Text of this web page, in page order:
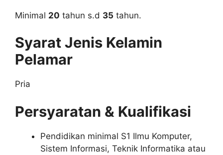
Minimal 20 tahun s.d 35 tahun.
Syarat Jenis Kelamin
Pelamar
Pria
Persyaratan & Kualifikasi
Pendidikan minimal S1 Ilmu Komputer,
Sistem Informasi, Teknik Informatika atau